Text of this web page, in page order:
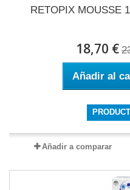
RETOPIX MOUSSE
18,70 €
Añadir al
Añadir a comparar